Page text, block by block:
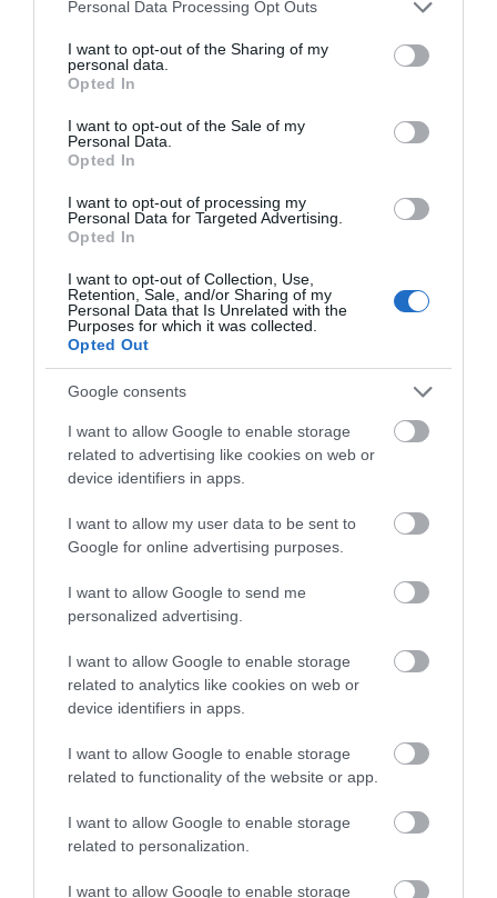
not limited to your visit or usage behaviour. You may click to
grant or deny consent to Google and its third-party tags to
use your data for below specified purposes in below Google
consent section.
Personal Data Processing Opt Outs
I want to opt-out of the Sharing of my
personal data.
Opted In
I want to opt-out of the Sale of my
Personal Data.
Opted In
I want to opt-out of processing my
Personal Data for Targeted Advertising.
Opted In
I want to opt-out of Collection, Use,
Retention, Sale, and/or Sharing of my
Personal Data that Is Unrelated with the
Purposes for which it was collected.
Opted Out
Google consents
I want to allow Google to enable storage
related to advertising like cookies on web or
device identifiers in apps.
I want to allow my user data to be sent to
Google for online advertising purposes.
I want to allow Google to send me
personalized advertising.
I want to allow Google to enable storage
related to analytics like cookies on web or
device identifiers in apps.
I want to allow Google to enable storage
related to functionality of the website or app.
I want to allow Google to enable storage
related to personalization.
I want to allow Google to enable storage
Νεότερα για τη φωτιά σε
06.08.2026 | 13:45
Καλοκαίρι στην Εύβοια χωρίς
«Ταβέρνα Ξενύχτη» δεν γίνεται!
Χρόνια τώρα αυθεντικές γεύσεις!
06.08.2026 | 13:30
Σοκ στην Εύβοια: Κουκουλοφόρος
τρόμου για γυναίκα
06.08.2026 | 13:15
Χαλκίδα τώρα φωτιά σε εμπορικό
κατάστημα
Ο μικρός μουσικός που έγινε το
πανηγύρι της Εύβοιας
06.08.2026 | 12:45
Ελλάδα: Νέες επενδύσεις 1 δισ.
έως το 2028 για την Ενέργεια
Θλίψη στην Εύβοια: Άνδρας έχασε
06.08.2026 | 12:15
Στην ΑΑΔΕ ο
Μητσοτάκης για το
Φωτιά στη Δυτική
πυρόπληκτων
Στήριξη στους
πυρόπληκτους: Τα
ο Μητσοτάκης μετά τις
Νέα οδικά έργα
Σε κλίμα συγκίνησης η
κηδεία του Γιάννη
Βαρβιτσιώτη –
Πολιτικοί και πλήθος
κόσμου στο ύστατο
Σπανού – Γεωργιάδη
στη Λαμία